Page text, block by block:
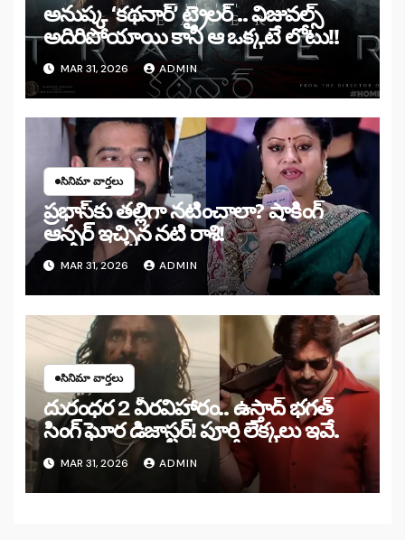
అనుష్క ‘కథనార్’ ట్రైలర్ .. విజువల్స్
అదిరిపోయాయి కానీ ఆ ఒక్కటే లోటు!!
MAR 31, 2026 ADMIN
సినిమా వార్తలు
ప్రభాస్‌కు తల్లిగా నటించాలా? షాకింగ్
ఆన్సర్ ఇచ్చిన నటి రాశి!
MAR 31, 2026 ADMIN
సినిమా వార్తలు
దురంధర 2 వీరవిహారం.. ఉస్తాద్ భగత్
సింగ్ ఘోర డిజాస్టర్! పూర్తి లెక్కలు ఇవే.
MAR 31, 2026 ADMIN